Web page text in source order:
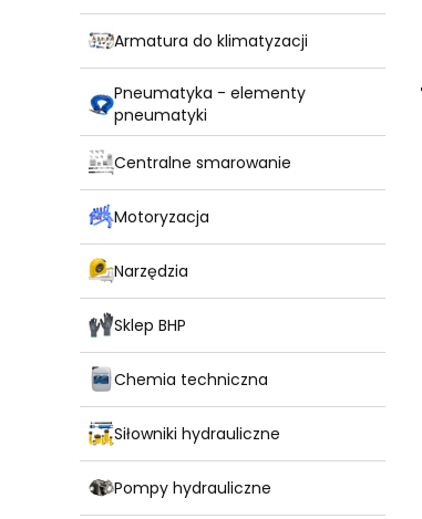
Armatura do klimatyzacji
Pneumatyka - elementy
pneumatyki
Centralne smarowanie
Motoryzacja
Narzędzia
Sklep BHP
Chemia techniczna
Siłowniki hydrauliczne
Pompy hydrauliczne